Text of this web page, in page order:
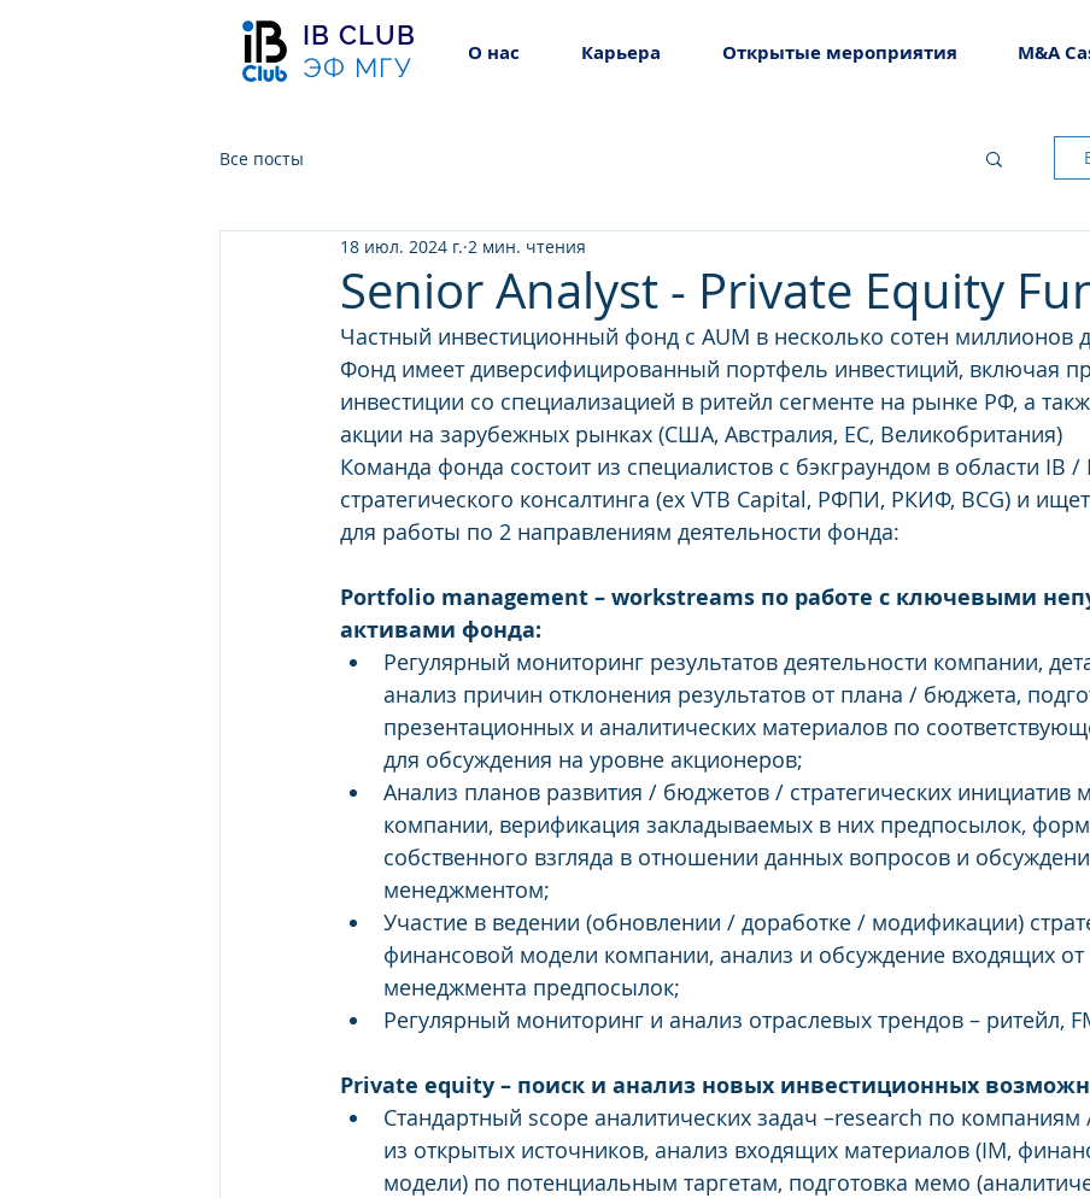
IB CLUB
ЭФ МГУ
О нас Карьера Открытые мероприятия M&A
Все посты
Senior Analyst - Private Equity
18 июл. 2024 г. 2 мин. чтения
Частный инвестиционный фонд с AUM в несколько сотен миллионов
Фонд имеет диверсифицированный портфель инвестиций, включая
инвестиции со специализацией в ритейл сегменте на рынке РФ, а
акции на зарубежных рынках (США, Австралия, ЕС, Великобритания)
Команда фонда состоит из специалистов с бэкграундом в области IB /
стратегического консалтинга (ex VTB Capital, РФПИ, РКИФ, BCG) и
для работы по 2 направлениям деятельности фонда:
Portfolio management – workstreams по работе с ключевыми
активами фонда:
Регулярный мониторинг результатов деятельности компании,
анализ причин отклонения результатов от плана / бюджета,
презентационных и аналитических материалов по
для обсуждения на уровне акционеров;
Анализ планов развития / бюджетов / стратегических инициатив
компании, верификация закладываемых в них предпосылок,
собственного взгляда в отношении данных вопросов и
менеджментом;
Участие в ведении (обновлении / доработке / модификации)
финансовой модели компании, анализ и обсуждение входящих от
менеджмента предпосылок;
Регулярный мониторинг и анализ отраслевых трендов – ритейл,
Private equity – поиск и анализ новых инвестиционных
Стандартный scope аналитических задач –research по компаниям
из открытых источников, анализ входящих материалов (IM,
модели) по потенциальным таргетам, подготовка мемо